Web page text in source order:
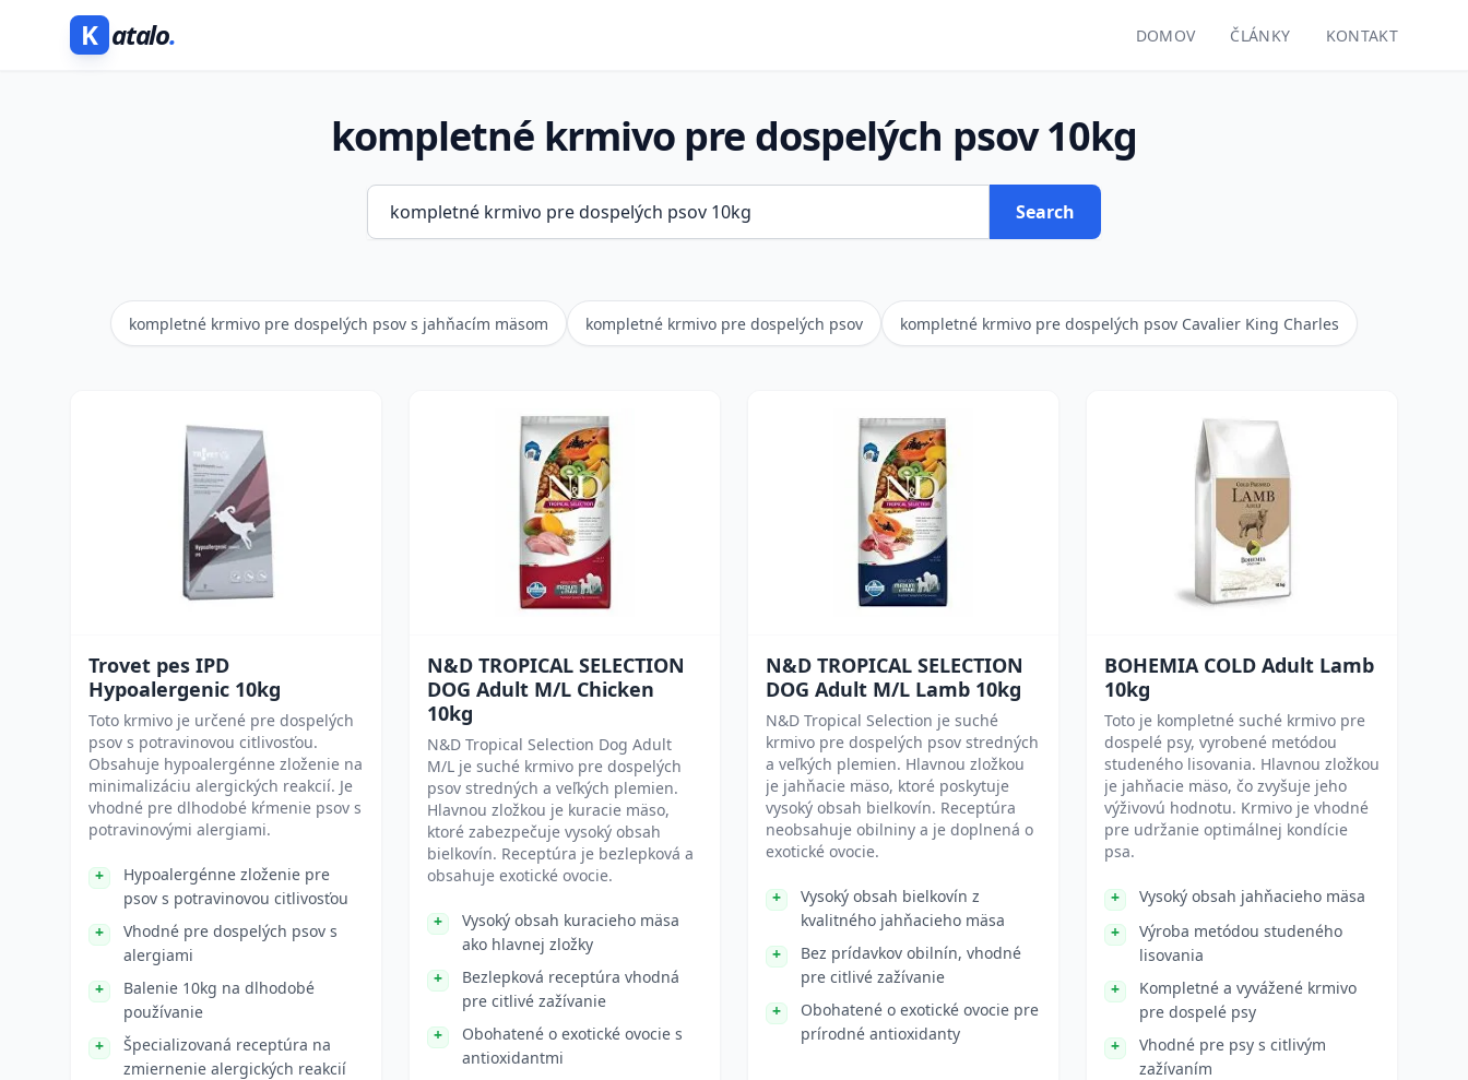
K atalo. DOMOV ČLÁNKY KONTAKT
kompletné krmivo pre dospelých psov 10kg
Search
kompletné krmivo pre dospelých psov s jahňacím mäsom kompletné krmivo pre dospelých psov kompletné krmivo pre dospelých psov Cavalier King Charles
Trovet pes IPD
Hypoalergenic 10kg
Toto krmivo je určené pre dospelých
psov s potravinovou citlivosťou.
Obsahuje hypoalergénne zloženie na
minimalizáciu alergických reakcií. Je
vhodné pre dlhodobé kŕmenie psov s
potravinovými alergiami.
Hypoalergénne zloženie pre
psov s potravinovou citlivosťou
Vhodné pre dospelých psov s
alergiami
Balenie 10kg na dlhodobé
používanie
Špecializovaná receptúra na
zmiernenie alergických reakcií
N&D TROPICAL SELECTION
DOG Adult M/L Chicken
10kg
N&D Tropical Selection Dog Adult
M/L je suché krmivo pre dospelých
psov stredných a veľkých plemien.
Hlavnou zložkou je kuracie mäso,
ktoré zabezpečuje vysoký obsah
bielkovín. Receptúra je bezlepková a
obsahuje exotické ovocie.
Vysoký obsah kuracieho mäsa
ako hlavnej zložky
Bezlepková receptúra vhodná
pre citlivé zažívanie
Obohatené o exotické ovocie s
antioxidantmi
N&D TROPICAL SELECTION
DOG Adult M/L Lamb 10kg
N&D Tropical Selection je suché
krmivo pre dospelých psov stredných
a veľkých plemien. Hlavnou zložkou
je jahňacie mäso, ktoré poskytuje
vysoký obsah bielkovín. Receptúra
neobsahuje obilniny a je doplnená o
exotické ovocie.
Vysoký obsah bielkovín z
kvalitného jahňacieho mäsa
Bez prídavkov obilnín, vhodné
pre citlivé zažívanie
Obohatené o exotické ovocie pre
prírodné antioxidanty
BOHEMIA COLD Adult Lamb
10kg
Toto je kompletné suché krmivo pre
dospelé psy, vyrobené metódou
studeného lisovania. Hlavnou zložkou
je jahňacie mäso, čo zvyšuje jeho
výživovú hodnotu. Krmivo je vhodné
pre udržanie optimálnej kondície
psa.
Vysoký obsah jahňacieho mäsa
Výroba metódou studeného
lisovania
Kompletné a vyvážené krmivo
pre dospelé psy
Vhodné pre psy s citlivým
zažívaním